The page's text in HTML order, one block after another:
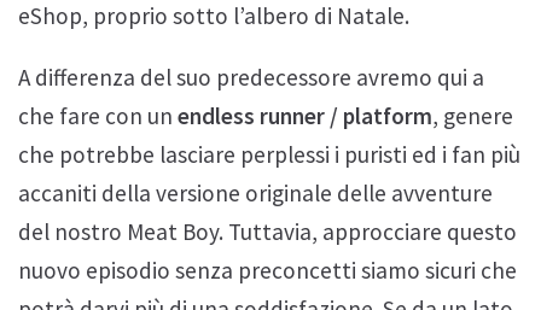
eShop, proprio sotto l’albero di Natale.
A differenza del suo predecessore avremo qui a
che fare con un endless runner / platform, genere
che potrebbe lasciare perplessi i puristi ed i fan più
accaniti della versione originale delle avventure
del nostro Meat Boy. Tuttavia, approcciare questo
nuovo episodio senza preconcetti siamo sicuri che